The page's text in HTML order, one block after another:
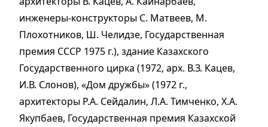
инженеры-конструкторы С. Матвеев, М.
Плохотников, Ш. Челидзе, Государственная
премия СССР 1975 г.), здание Казахского
Государственного цирка (1972, арх. В.З. Кацев,
И.В. Слонов), «Дом дружбы» (1972 г.,
архитекторы Р.А. Сейдалин, Л.А. Тимченко, Х.А.
Якупбаев, Государственная премия Казахской